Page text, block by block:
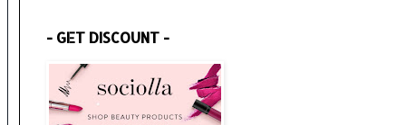
- GET DISCOUNT -